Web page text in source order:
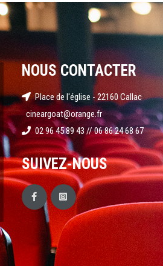
NOUS CONTACTER
Place de l'église - 22160 Callac
cineargoat@orange.fr
02 96 45 89 43 // 06 86 24 68 67
SUIVEZ-NOUS